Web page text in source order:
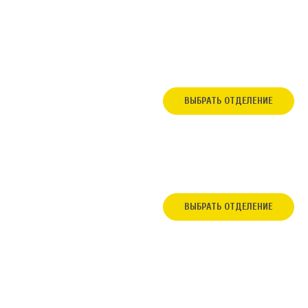
ВЫБРАТЬ ОТДЕЛЕНИЕ
ВЫБРАТЬ ОТДЕЛЕНИЕ